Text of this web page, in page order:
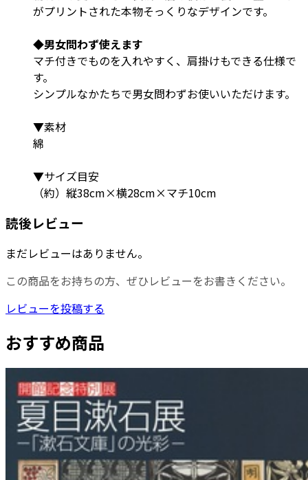
がプリントされた本物そっくりなデザインです。
◆男女問わず使えます
マチ付きでものを入れやすく、肩掛けもできる仕様で
す。
シンプルなかたちで男女問わずお使いいただけます。
▼素材
綿
▼サイズ目安
（約）縦38cm×横28cm×マチ10cm
読後レビュー
まだレビューはありません。
この商品をお持ちの方、ぜひレビューをお書きください。
レビューを投稿する
おすすめ商品